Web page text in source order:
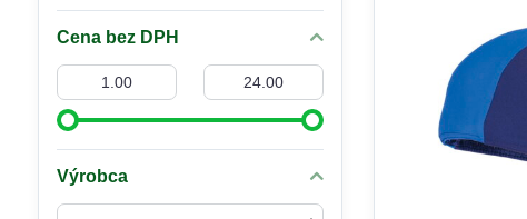
Cena bez DPH
Od: Do:
Výrobca